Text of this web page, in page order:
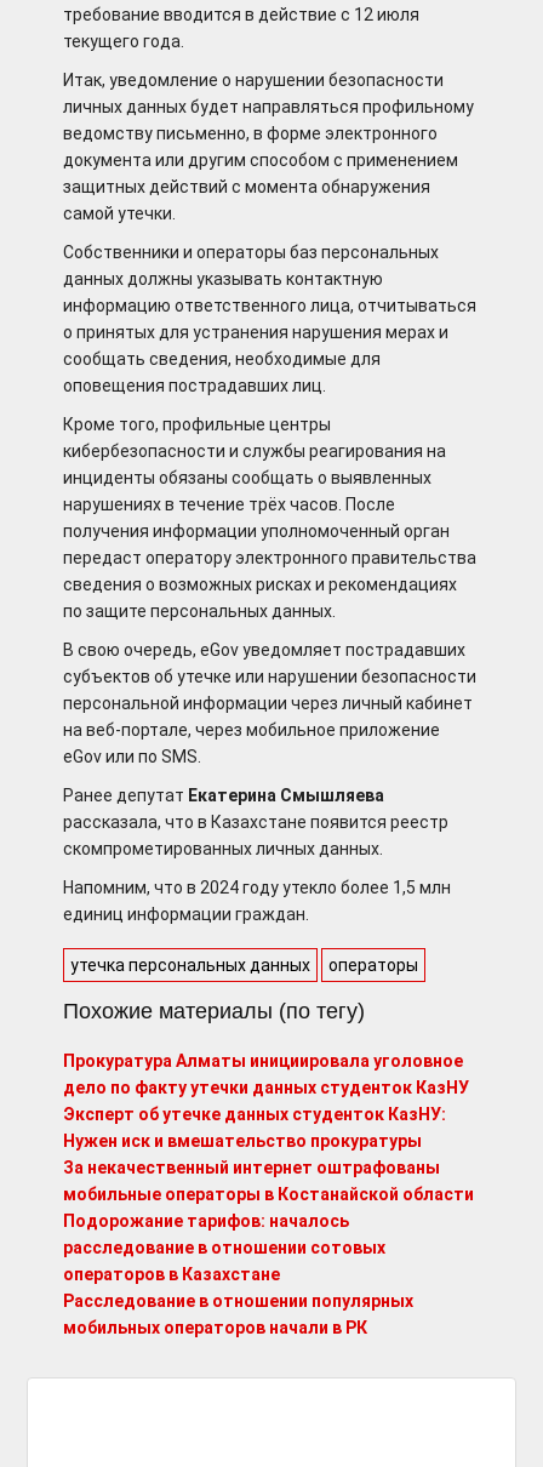
требование вводится в действие с 12 июля
текущего года.
Итак, уведомление о нарушении безопасности
личных данных будет направляться профильному
ведомству письменно, в форме электронного
документа или другим способом с применением
защитных действий с момента обнаружения
самой утечки.
Собственники и операторы баз персональных
данных должны указывать контактную
информацию ответственного лица, отчитываться
о принятых для устранения нарушения мерах и
сообщать сведения, необходимые для
оповещения пострадавших лиц.
Кроме того, профильные центры
кибербезопасности и службы реагирования на
инциденты обязаны сообщать о выявленных
нарушениях в течение трёх часов. После
получения информации уполномоченный орган
передаст оператору электронного правительства
сведения о возможных рисках и рекомендациях
по защите персональных данных.
В свою очередь, eGov уведомляет пострадавших
субъектов об утечке или нарушении безопасности
персональной информации через личный кабинет
на веб-портале, через мобильное приложение
eGov или по SMS.
Ранее депутат Екатерина Смышляева
рассказала, что в Казахстане появится реестр
скомпрометированных личных данных.
Напомним, что в 2024 году утекло более 1,5 млн
единиц информации граждан.
утечка персональных данных операторы
Похожие материалы (по тегу)
Прокуратура Алматы инициировала уголовное
дело по факту утечки данных студенток КазНУ
Эксперт об утечке данных студенток КазНУ:
Нужен иск и вмешательство прокуратуры
За некачественный интернет оштрафованы
мобильные операторы в Костанайской области
Подорожание тарифов: началось
расследование в отношении сотовых
операторов в Казахстане
Расследование в отношении популярных
мобильных операторов начали в РК